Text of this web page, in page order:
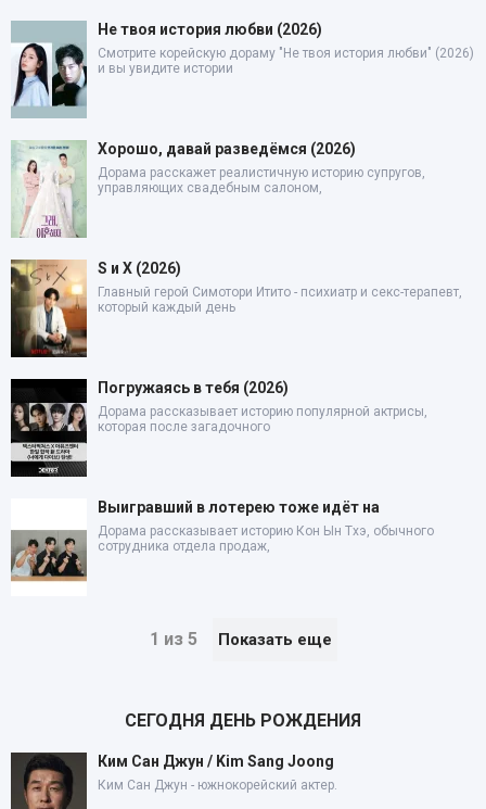
Не твоя история любви (2026)
Смотрите корейскую дораму "Не твоя история любви" (2026)
и вы увидите истории
Хорошо, давай разведёмся (2026)
Дорама расскажет реалистичную историю супругов,
управляющих свадебным салоном,
S и X (2026)
Главный герой Симотори Итито - психиатр и секс-терапевт,
который каждый день
Погружаясь в тебя (2026)
Дорама рассказывает историю популярной актрисы,
которая после загадочного
Выигравший в лотерею тоже идёт на
Дорама рассказывает историю Кон Ын Тхэ, обычного
сотрудника отдела продаж,
1 из 5 Показать еще
СЕГОДНЯ ДЕНЬ РОЖДЕНИЯ
Ким Сан Джун / Kim Sang Joong
Ким Сан Джун - южнокорейский актер.